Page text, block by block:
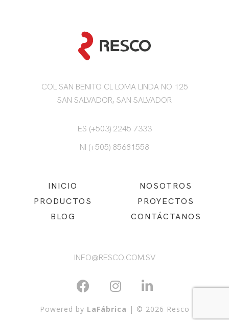
COL SAN BENITO CL LOMA LINDA NO 125
SAN SALVADOR, SAN SALVADOR
ES (+503) 2245 7333
NI (+505) 85681558
INICIO
NOSOTROS
PRODUCTOS
PROYECTOS
BLOG
CONTÁCTANOS
INFO@RESCO.COM.SV
Powered by LaFábrica | © 2026 Resco